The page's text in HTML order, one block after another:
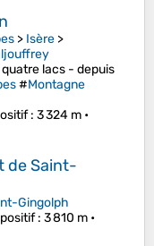
> Isère >
lacs - depuis
#Montagne
: 3 324 m •
de Saint-
Gingolph
: 3 810 m •